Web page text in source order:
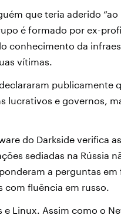
que teria aderido “ao
é formado por ex-
conhecimento da
vítimas.
publicamente
lucrativos e governos,
do Darkside verifica
sediadas na Rússia
a perguntas em
com fluência em russo.
Linux. Assim como o